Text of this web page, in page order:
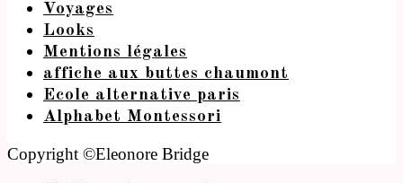
Voyages
Looks
Mentions légales
affiche aux buttes chaumont
Ecole alternative paris
Alphabet Montessori
Copyright ©Eleonore Bridge